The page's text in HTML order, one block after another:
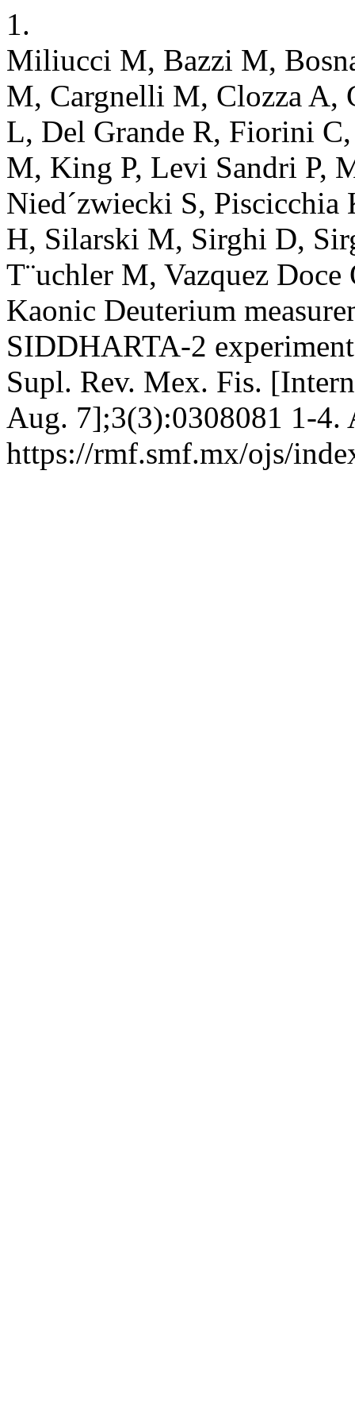
1.
Miliucci M, Bazzi M,
M, Cargnelli M, Clozza A,
L, Del Grande R, Fiorini
M, King P, Levi Sandri P,
Nied´zwiecki S, Piscicchia
H, Silarski M, Sirghi D,
T¨uchler M, Vazquez
Kaonic Deuterium
SIDDHARTA-2
Supl. Rev. Mex. Fis.
Aug. 7];3(3):0308081 1-4.
https://rmf.smf.mx/ojs/